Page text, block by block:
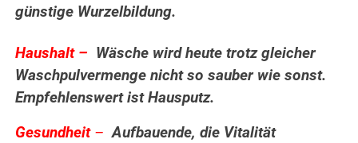
günstige Wurzelbildung.
Haushalt – Wäsche wird heute trotz gleicher
Waschpulvermenge nicht so sauber wie sonst.
Empfehlenswert ist Hausputz.
Gesundheit –Aufbauende, die Vitalität